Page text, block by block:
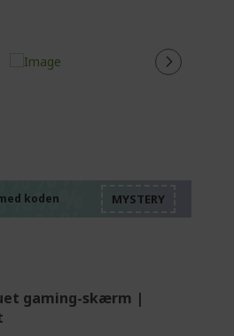
koden
gaming-skærm |